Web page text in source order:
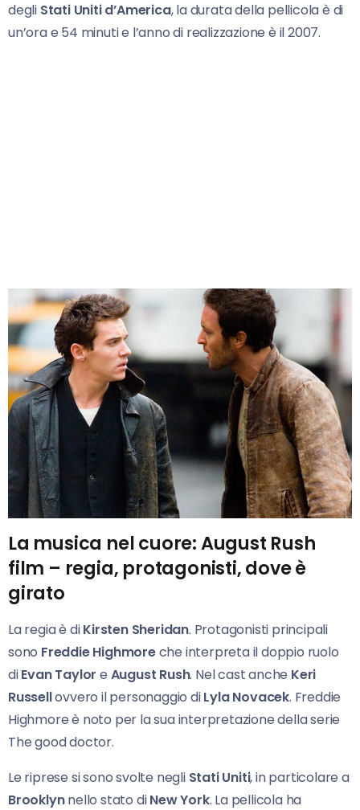
degli Stati Uniti d’America, la durata della pellicola è di
un’ora e 54 minuti e l’anno di realizzazione è il 2007.
La musica nel cuore: August Rush
film – regia, protagonisti, dove è
girato
La regia è diKirsten Sheridan. Protagonisti principali
sono Freddie Highmoreche interpreta il doppio ruolo
diEvan Taylor e August Rush. Nel cast anche Keri
Russellovvero il personaggio diLyla Novacek. Freddie
Highmore è noto per la sua interpretazione della serie
The good doctor.
Le riprese si sono svolte negli Stati Uniti, in particolare a
Brooklynnello stato diNew York. La pellicola ha